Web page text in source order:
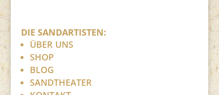
DIE SANDARTISTEN:
ÜBER UNS
SHOP
BLOG
SANDTHEATER